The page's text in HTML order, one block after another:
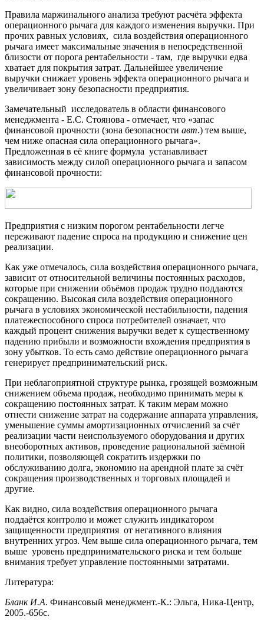
Правила маржинального анализа требуют расчёта эффекта
операционного рычага для каждого изменения выручки. При
прочих равных условиях, сила воздействия операционного
рычага имеет максимальные значения в непосредственной
близости от порога рентабельности - там, где выручки едва
хватает для покрытия затрат. Дальнейшее увеличение
выручки снижает уровень эффекта операционного рычага и
увеличивает зону безопасности предприятия.
Замечательный исследователь в области финансового
менеджмента - Е.С. Стоянова - отмечает, что «запас
финансовой прочности (зона безопасности авт.) тем выше,
чем ниже опасная сила операционного рычага».
Предложенная в её книге формула устанавливает
зависимость между силой операционного рычага и запасом
финансовой прочности:
Предприятия с низким порогом рентабельности легче
переживают падение спроса на продукцию и снижение цен
реализации.
Как уже отмечалось, сила воздействия операционного рычага,
зависит от относительной величины постоянных расходов,
которые при снижении объёмов продаж трудно поддаются
сокращению. Высокая сила воздействия операционного
рычага в условиях экономической нестабильности, падения
платежеспособного спроса потребителей означает, что
каждый процент снижения выручки ведет к существенному
падению прибыли и возможности вхождения предприятия в
зону убытков. То есть само действие операционного рычага
генерирует предпринимательский риск.
При неблагоприятной структуре рынка, грозящей возможным
снижением объема продаж, необходимо принимать меры к
сокращению постоянных затрат. К таким мерам можно
отнести снижение затрат на содержание аппарата управления,
уменьшение суммы амортизационных отчислений за счёт
реализации части неиспользуемого оборудования и других
внеоборотных активов, проведение рациональной заёмной
политики, позволяющей сократить издержки по
обслуживанию долга, экономию на арендной плате за счёт
сокращения производственных и торговых площадей и
другие.
Как видно, сила воздействия операционного рычага
поддаётся контролю и может служить индикатором
защищенности предприятия от негативного влияния
внутренних угроз. Чем выше сила операционного рычага, тем
выше уровень предпринимательского риска и тем больше
внимания требует управление постоянными затратами.
Литература:
Бланк И.А. Финансовый менеджмент.-К.: Эльга, Ника-Центр,
2005.-656с.